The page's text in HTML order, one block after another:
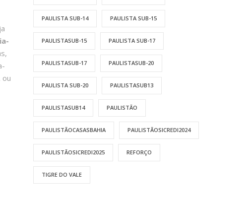
ou
PAULISTA SUB-14 PAULISTA SUB-15
PAULISTASUB-15 PAULISTA SUB-17
PAULISTASUB-17 PAULISTASUB-20
PAULISTA SUB-20 PAULISTASUB13
PAULISTASUB14 PAULISTÃO
PAULISTÃOCASASBAHIA PAULISTÃOSICREDI2024
PAULISTÃOSICREDI2025 REFORÇO
TIGRE DO VALE